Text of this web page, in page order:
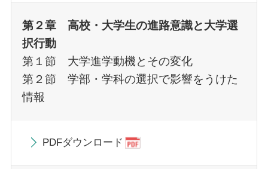
第２章 高校・大学生の進路意識と大学選
択行動
第１節 大学進学動機とその変化
第２節 学部・学科の選択で影響をうけた
情報
PDFダウンロード